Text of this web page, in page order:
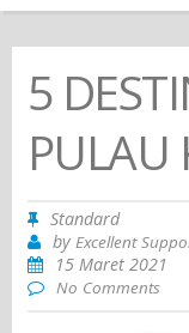
5
PULAU
Standard
byExcellent
15 Maret 2021
No Comments